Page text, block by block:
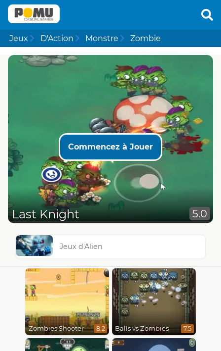
Jeux D'Action Monstre Zombie
Commencez à Jouer
Last Knight 5.0
Jeux d'Alien
Zombies Shooter 8.2 Balls vs Zombies 7.5